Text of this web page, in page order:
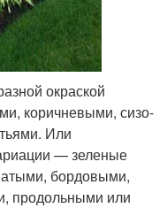
окраской
коричневыми, сизо-
Или
— зеленые
бордовыми,
продольными или